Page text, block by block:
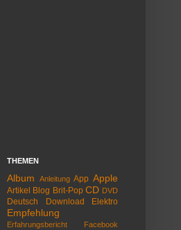
THEMEN
Album Anleitung App Apple
Artikel Blog Brit-Pop CD DVD
Deutsch Download Elektro
Empfehlung
Erfahrungsbericht Facebook